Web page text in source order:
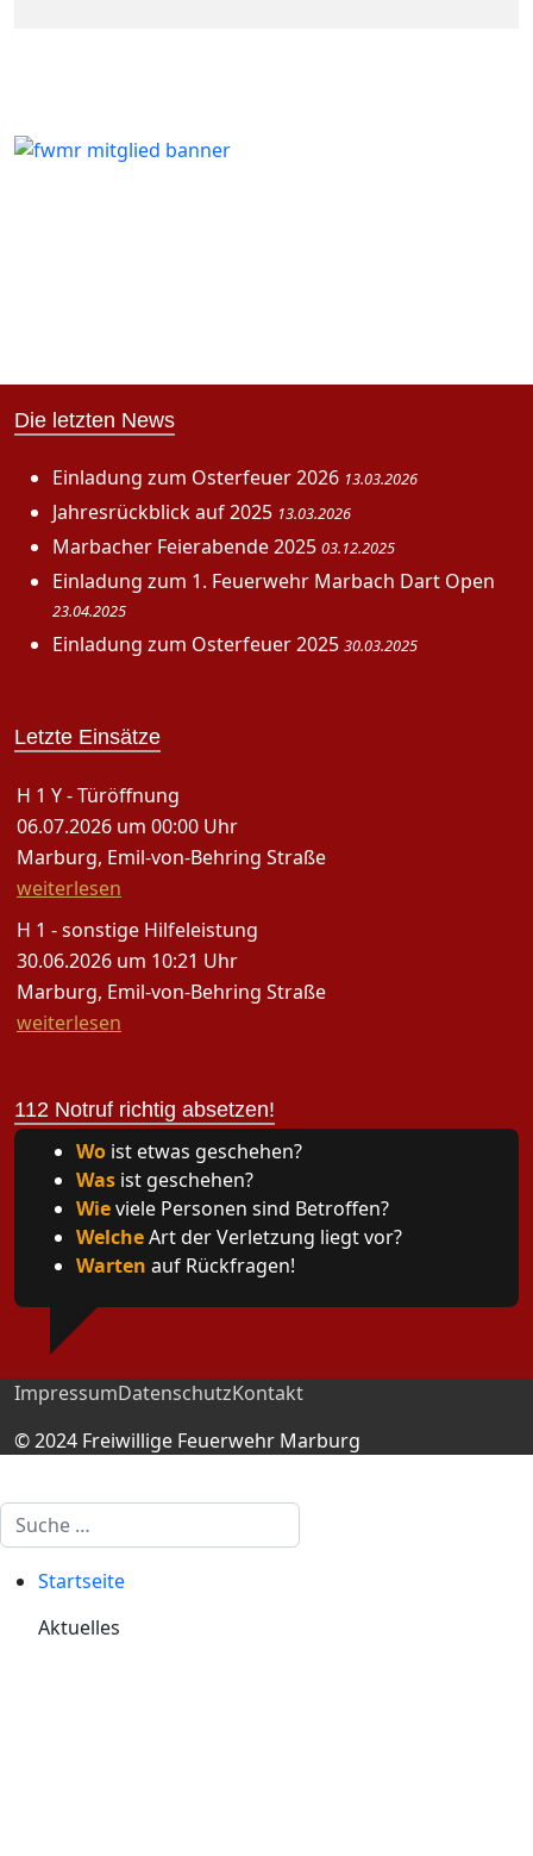
Die letzten News
Einladung zum Osterfeuer 2026 13.03.2026
Jahresrückblick auf 2025 13.03.2026
Marbacher Feierabende 2025 03.12.2025
Einladung zum 1. Feuerwehr Marbach Dart Open
23.04.2025
Einladung zum Osterfeuer 2025 30.03.2025
Letzte Einsätze
H 1 Y - Türöffnung
06.07.2026 um 00:00 Uhr
Marburg, Emil-von-Behring Straße
weiterlesen
H 1 - sonstige Hilfeleistung
30.06.2026 um 10:21 Uhr
Marburg, Emil-von-Behring Straße
weiterlesen
112 Notruf richtig absetzen!
Wo ist etwas geschehen?
Was ist geschehen?
Wieviele Personen sind Betroffen?
WelcheArt der Verletzung liegt vor?
Warten auf Rückfragen!
ImpressumDatenschutzKontakt
© 2024 Freiwillige Feuerwehr Marburg
Suchen
Startseite
Aktuelles